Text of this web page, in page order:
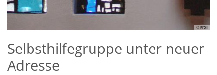
© Kroll
Selbsthilfegruppe unter neuer
Adresse